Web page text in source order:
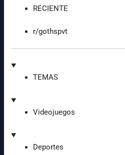
RECIENTE
r/gothspvt
TEMAS
Videojuegos
Deportes